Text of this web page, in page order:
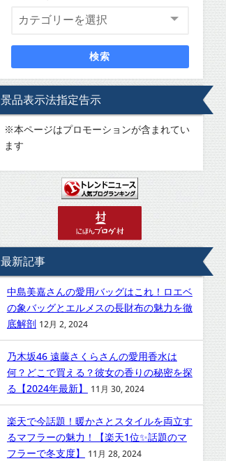
検索
景品表示法指定告示
※本ページはプロモーションが含まれてい
ます
最新記事
中島美嘉さんの愛用バッグはこれ！ロエベ
の象バッグとエルメスの長財布の魅力を徹
底解剖 12月 2, 2024
乃木坂46 遠藤さくらさんの愛用香水は
何？どこで買える？彼女の香りの秘密を探
る【2024年最新】
11月 30, 2024
楽天で今話題！暖かさとスタイルを両立す
るマフラーの魅力！【楽天1位✨話題のマ
フラーで冬支度】
11月 28, 2024